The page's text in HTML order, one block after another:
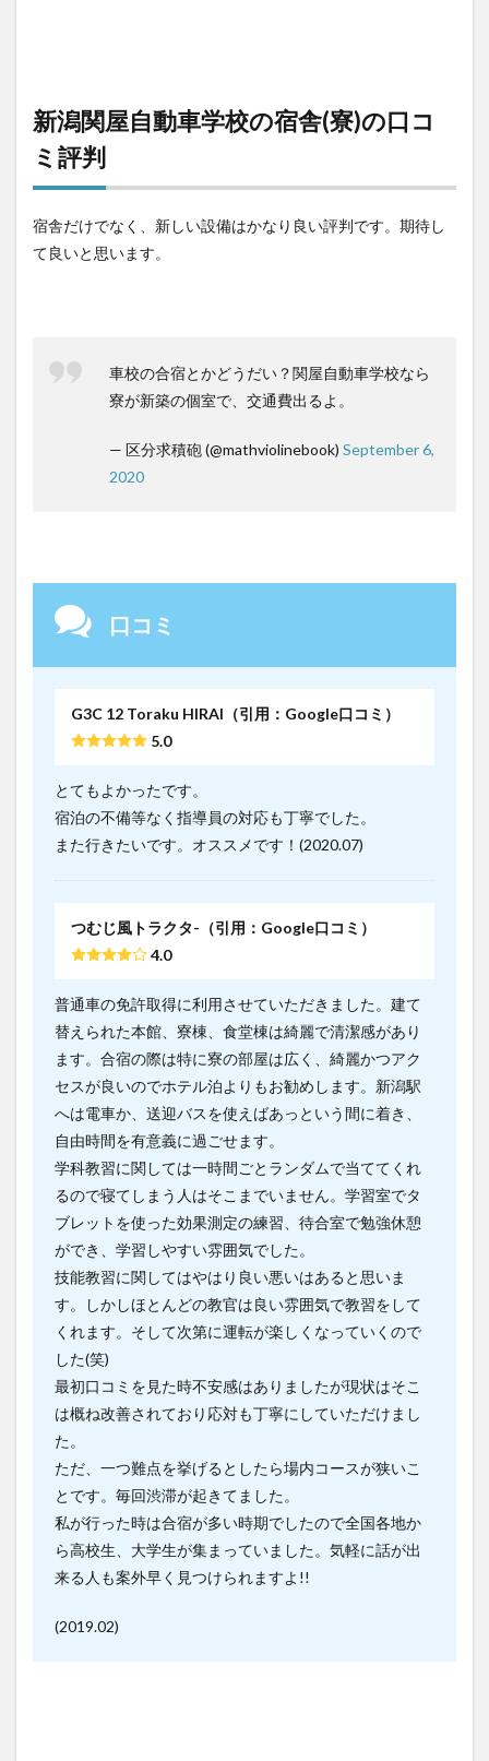
新潟関屋自動車学校の宿舎(寮)の口コ
ミ評判
宿舎だけでなく、新しい設備はかなり良い評判です。期待し
て良いと思います。
車校の合宿とかどうだい？関屋自動車学校なら
寮が新築の個室で、交通費出るよ。
— 区分求積砲 (@mathviolinebook) September 6,
2020
口コミ
G3C 12 Toraku HIRAI（引用：Google口コミ）
5.0
とてもよかったです。
宿泊の不備等なく指導員の対応も丁寧でした。
また行きたいです。オススメです！(2020.07)
つむじ風トラクタ-（引用：Google口コミ）
4.0
普通車の免許取得に利用させていただきました。建て
替えられた本館、寮棟、食堂棟は綺麗で清潔感があり
ます。合宿の際は特に寮の部屋は広く、綺麗かつアク
セスが良いのでホテル泊よりもお勧めします。新潟駅
へは電車か、送迎バスを使えばあっという間に着き、
自由時間を有意義に過ごせます。
学科教習に関しては一時間ごとランダムで当ててくれ
るので寝てしまう人はそこまでいません。学習室でタ
ブレットを使った効果測定の練習、待合室で勉強休憩
ができ、学習しやすい雰囲気でした。
技能教習に関してはやはり良い悪いはあると思いま
す。しかしほとんどの教官は良い雰囲気で教習をして
くれます。そして次第に運転が楽しくなっていくので
した(笑)
最初口コミを見た時不安感はありましたが現状はそこ
は概ね改善されており応対も丁寧にしていただけまし
た。
ただ、一つ難点を挙げるとしたら場内コースが狭いこ
とです。毎回渋滞が起きてました。
私が行った時は合宿が多い時期でしたので全国各地か
ら高校生、大学生が集まっていました。気軽に話が出
来る人も案外早く見つけられますよ!!
(2019.02)